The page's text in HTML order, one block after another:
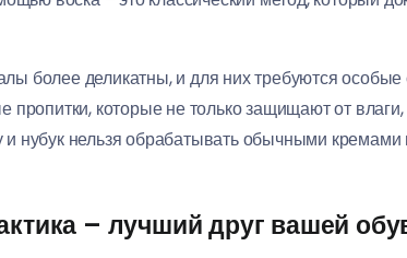
более деликатны, и для них требуются
которые не только защищают от
нубук нельзя обрабатывать обычными кремами
– лучший друг вашей